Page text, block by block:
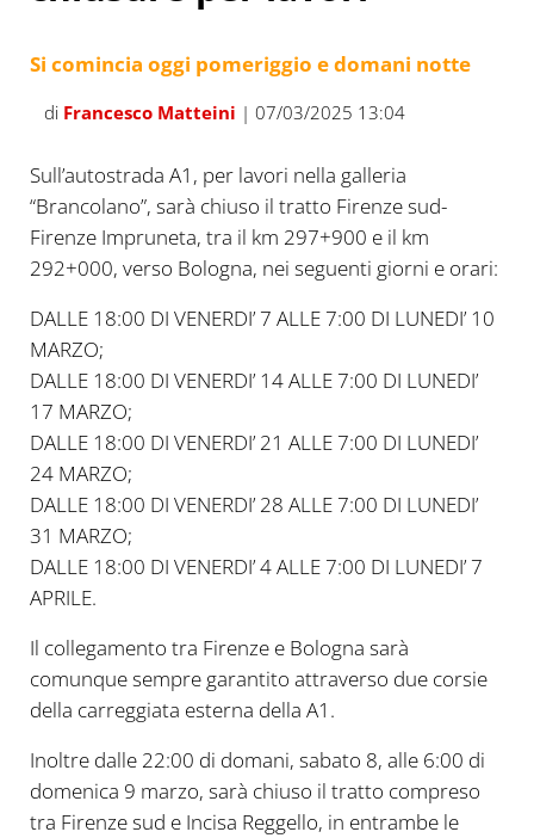
Si comincia oggi pomeriggio e domani notte
di Francesco Matteini | 07/03/2025 13:04
Sull’autostrada A1, per lavori nella galleria
“Brancolano”, sarà chiuso il tratto Firenze sud-
Firenze Impruneta, tra il km 297+900 e il km
292+000, verso Bologna, nei seguenti giorni e orari:
DALLE 18:00 DI VENERDI’ 7 ALLE 7:00 DI LUNEDI’ 10
MARZO;
DALLE 18:00 DI VENERDI’ 14 ALLE 7:00 DI LUNEDI’
17 MARZO;
DALLE 18:00 DI VENERDI’ 21 ALLE 7:00 DI LUNEDI’
24 MARZO;
DALLE 18:00 DI VENERDI’ 28 ALLE 7:00 DI LUNEDI’
31 MARZO;
DALLE 18:00 DI VENERDI’ 4 ALLE 7:00 DI LUNEDI’ 7
APRILE.
Il collegamento tra Firenze e Bologna sarà
comunque sempre garantito attraverso due corsie
della carreggiata esterna della A1.
Inoltre dalle 22:00 di domani, sabato 8, alle 6:00 di
domenica 9 marzo, sarà chiuso il tratto compreso
tra Firenze sud e Incisa Reggello, in entrambe le